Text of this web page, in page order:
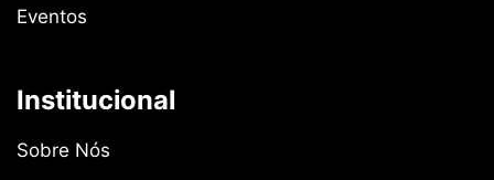
Eventos
Institucional
Sobre Nós